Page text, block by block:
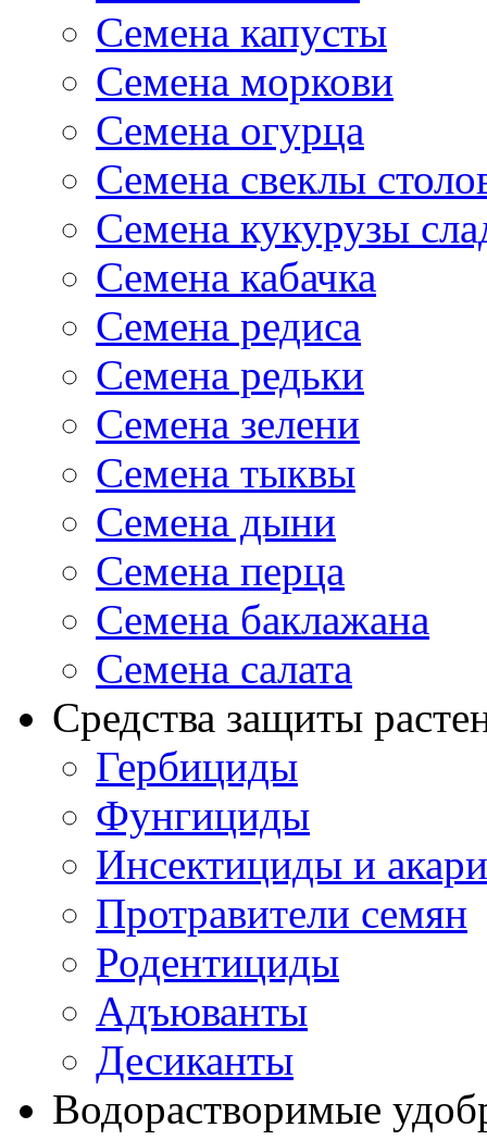
Семена капусты
Семена моркови
Семена огурца
Семена свеклы
Семена кукурузы
Семена кабачка
Семена редиса
Семена редьки
Семена зелени
Семена тыквы
Семена дыни
Семена перца
Семена баклажана
Семена салата
Средства защиты
Гербициды
Фунгициды
Инсектициды и
Протравители семян
Родентициды
Адъюванты
Десиканты
Водорастворимые